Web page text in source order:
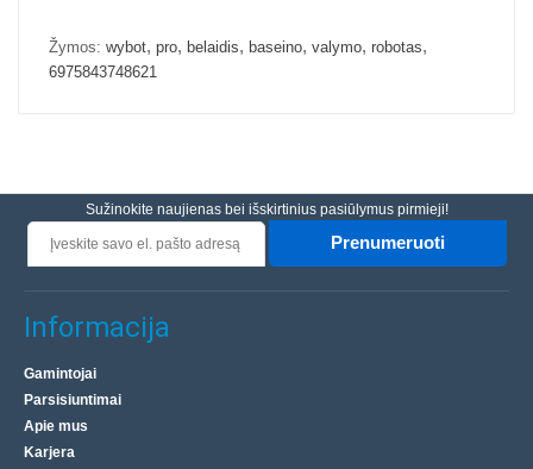
Žymos: wybot, pro, belaidis, baseino, valymo, robotas,
6975843748621
Sužinokite naujienas bei išskirtinius pasiūlymus pirmieji!
Prenumeruoti
Informacija
Gamintojai
Parsisiuntimai
Apie mus
Karjera